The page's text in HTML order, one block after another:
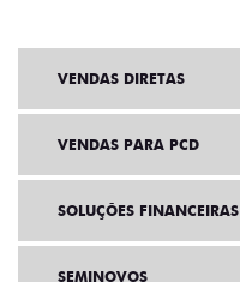
VENDAS DIRETAS
VENDAS PARA PCD
SOLUÇÕES FINANCEIRAS
SEMINOVOS